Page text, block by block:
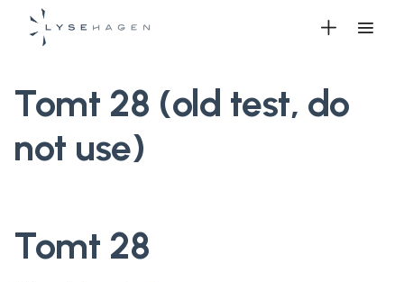
Tomt 28 (old test, do
not use)
Tomt 28